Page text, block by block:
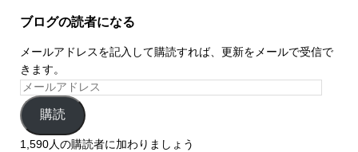
ブログの読者になる
メールアドレスを記入して購読すれば、更新をメールで受信で
きます。
購読
1,590人の購読者に加わりましょう